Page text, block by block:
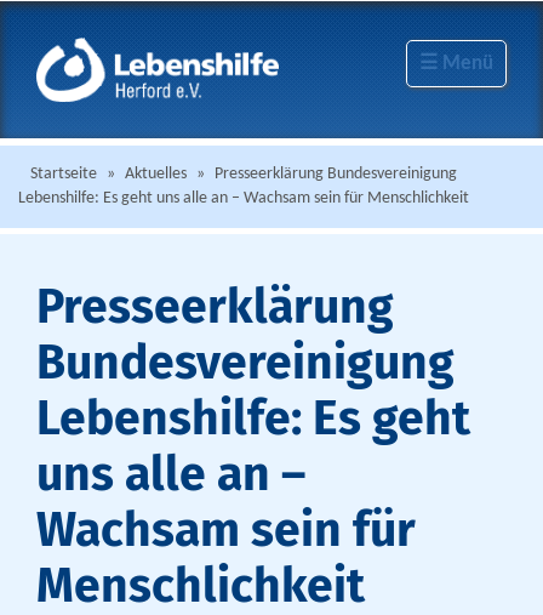
☰ Menü
Startseite » Aktuelles »
Presseerklärung Bundesvereinigung
Lebenshilfe: Es geht uns alle an – Wachsam sein für Menschlichkeit
Presseerklärung
Bundesvereinigung
Lebenshilfe: Es geht
uns alle an –
Wachsam sein für
Menschlichkeit